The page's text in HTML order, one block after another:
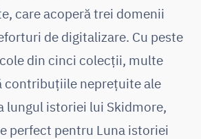
care acoperă trei domenii
de digitalizare. Cu peste
din cinci colecții, multe
contribuțiile neprețuite ale
lungul istoriei lui Skidmore,
perfect pentru Luna istoriei